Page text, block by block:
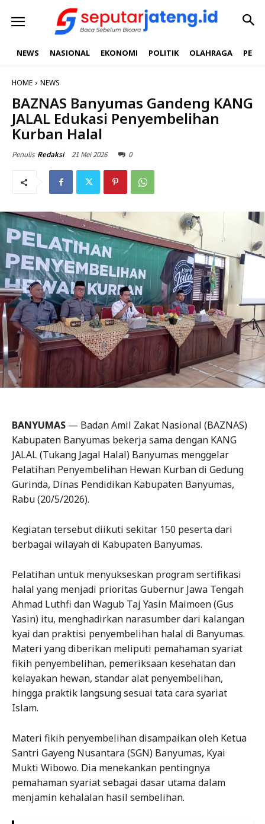
NEWS NASIONAL EKONOMI POLITIK OLAHRAGA
HOME NEWS
BAZNAS Banyumas Gandeng KANG
JALAL Edukasi Penyembelihan
Kurban Halal
Penulis Redaksi 21 Mei 2026 0
BANYUMAS — Badan Amil Zakat Nasional (BAZNAS)
Kabupaten Banyumas bekerja sama dengan KANG
JALAL (Tukang Jagal Halal) Banyumas menggelar
Pelatihan Penyembelihan Hewan Kurban di Gedung
Gurinda, Dinas Pendidikan Kabupaten Banyumas,
Rabu (20/5/2026).
Kegiatan tersebut diikuti sekitar 150 peserta dari
berbagai wilayah di Kabupaten Banyumas.
Pelatihan untuk menyukseskan program sertifikasi
halal yang menjadi prioritas Gubernur Jawa Tengah
Ahmad Luthfi dan Wagub Taj Yasin Maimoen (Gus
Yasin) itu, menghadirkan narasumber dari kalangan
kyai dan praktisi penyembelihan halal di Banyumas.
Materi yang diberikan meliputi pemahaman syariat
fikih penyembelihan, pemeriksaan kesehatan dan
kelayakan hewan, standar alat penyembelihan,
hingga praktik langsung sesuai tata cara syariat
Islam.
Materi fikih penyembelihan disampaikan oleh Ketua
Santri Gayeng Nusantara (SGN) Banyumas, Kyai
Mukti Wibowo. Dia menekankan pentingnya
pemahaman syariat sebagai dasar utama dalam
menjamin kehalalan hasil sembelihan.